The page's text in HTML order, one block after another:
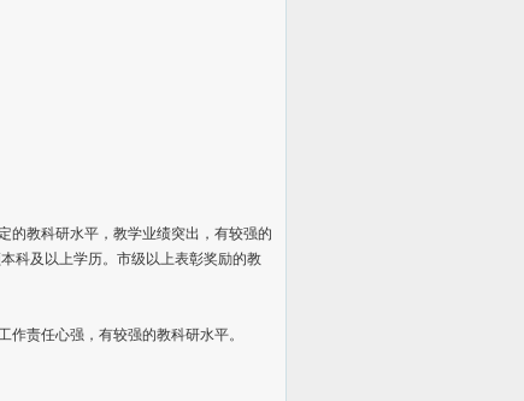
的教科研水平，教学业绩突出，有较强的
科及以上学历。市级以上表彰奖励的教
责任心强，有较强的教科研水平。